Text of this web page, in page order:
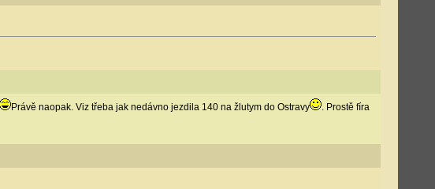
Právě naopak. Viz třeba jak nedávno jezdila 140 na žlutym do Ostravy
. Prostě fíra